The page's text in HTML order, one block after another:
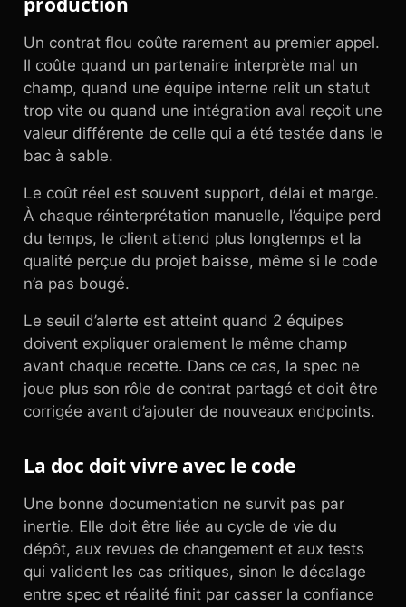
Un contrat flou coûte rarement au premier appel.
Il coûte quand un partenaire interprète mal un
champ, quand une équipe interne relit un statut
trop vite ou quand une intégration aval reçoit une
valeur différente de celle qui a été testée dans le
bac à sable.
Le coût réel est souvent support, délai et marge.
À chaque réinterprétation manuelle, l’équipe perd
du temps, le client attend plus longtemps et la
qualité perçue du projet baisse, même si le code
n’a pas bougé.
Le seuil d’alerte est atteint quand 2 équipes
doivent expliquer oralement le même champ
avant chaque recette. Dans ce cas, la spec ne
joue plus son rôle de contrat partagé et doit être
corrigée avant d’ajouter de nouveaux endpoints.
La doc doit vivre avec le code
Une bonne documentation ne survit pas par
inertie. Elle doit être liée au cycle de vie du
dépôt, aux revues de changement et aux tests
qui valident les cas critiques, sinon le décalage
entre spec et réalité finit par casser la confiance